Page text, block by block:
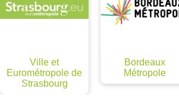
Bordeaux
Métropole
ADEME - Agence
de la Transition
écologique